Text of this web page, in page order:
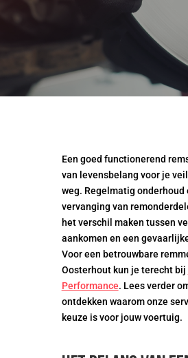
Een goed functionerend
van levensbelang voor je
weg. Regelmatig onderhoud
vervanging van
het verschil maken tussen
aankomen en een
Voor een betrouwbare
Oosterhout kun je terecht bij
Performance. Lees verder
ontdekken waarom onze
keuze is voor jouw voertuig.